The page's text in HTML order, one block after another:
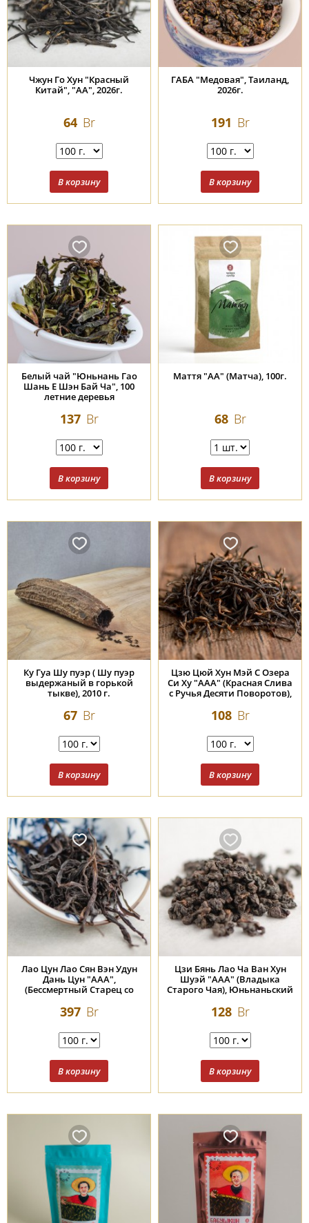
Чжун Го Хун "Красный
Китай", "АА", 2026г.
64 Br
ГАБА "Медовая", Таиланд,
2026г.
191 Br
Белый чай "Юньнань Гао
Шань Е Шэн Бай Ча", 100
летние деревья
137 Br
Маття "АА" (Матча), 100г.
68 Br
Ку Гуа Шу пуэр ( Шу пуэр
выдержаный в горькой
тыкве), 2010 г.
67 Br
Цзю Цюй Хун Мэй С Озера
Си Ху "ААА" (Красная Слива
с Ручья Десяти Поворотов),
108 Br
Лао Цун Лао Сян Вэн Удун
Дань Цун "ААА",
(Бессмертный Старец со
397 Br
Цзи Бянь Лао Ча Ван Хун
Шуэй "ААА" (Владыка
Старого Чая), Юньнаньский
128 Br